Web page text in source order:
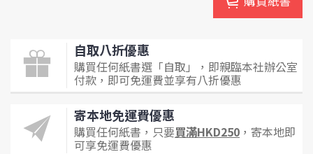
自取八折優惠
購買任何紙書選「自取」，即親臨本社辦公室
付款，即可免運費並享有八折優惠
寄本地免運費優惠
購買任何紙書，只要買滿HKD250 ，寄本地即
可享免運費優惠